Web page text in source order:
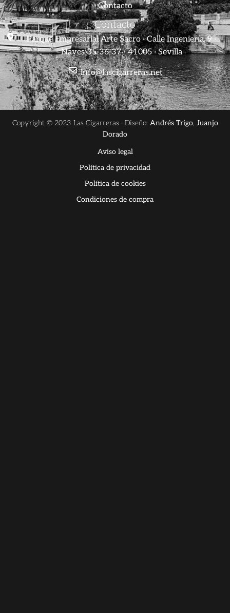
Contacto
Contacto
Parque Empresarial Arte Sacro · Calle Ingeniería, 9 ·
Naves 35-36-37 · 41005 · Sevilla
info@lascigarreras.net
Copyright © 2023 Las Cigarreras · Diseño: Andrés Trigo, Juanjo
Dorado
Aviso legal
Política de privacidad
Política de cookies
Condiciones de compra